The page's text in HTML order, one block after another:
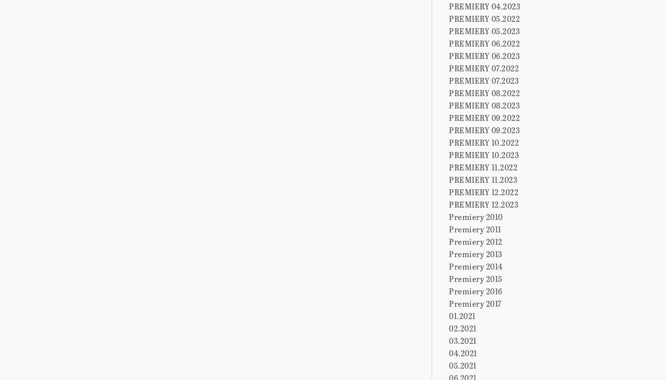
PREMIERY 04.2023
PREMIERY 05.2022
PREMIERY 05.2023
PREMIERY 06.2022
PREMIERY 06.2023
PREMIERY 07.2022
PREMIERY 07.2023
PREMIERY 08.2022
PREMIERY 08.2023
PREMIERY 09.2022
PREMIERY 09.2023
PREMIERY 10.2022
PREMIERY 10.2023
PREMIERY 11.2022
PREMIERY 11.2023
PREMIERY 12.2022
PREMIERY 12.2023
Premiery 2010
Premiery 2011
Premiery 2012
Premiery 2013
Premiery 2014
Premiery 2015
Premiery 2016
Premiery 2017
01.2021
02.2021
03.2021
04.2021
05.2021